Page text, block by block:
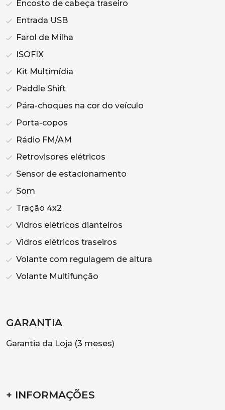
Encosto de cabeça traseiro
Entrada USB
Farol de Milha
ISOFIX
Kit Multimídia
Paddle Shift
Pára-choques na cor do veículo
Porta-copos
Rádio FM/AM
Retrovisores elétricos
Sensor de estacionamento
Som
Tração 4x2
Vidros elétricos dianteiros
Vidros elétricos traseiros
Volante com regulagem de altura
Volante Multifunção
GARANTIA
Garantia da Loja (3 meses)
+ INFORMAÇÕES